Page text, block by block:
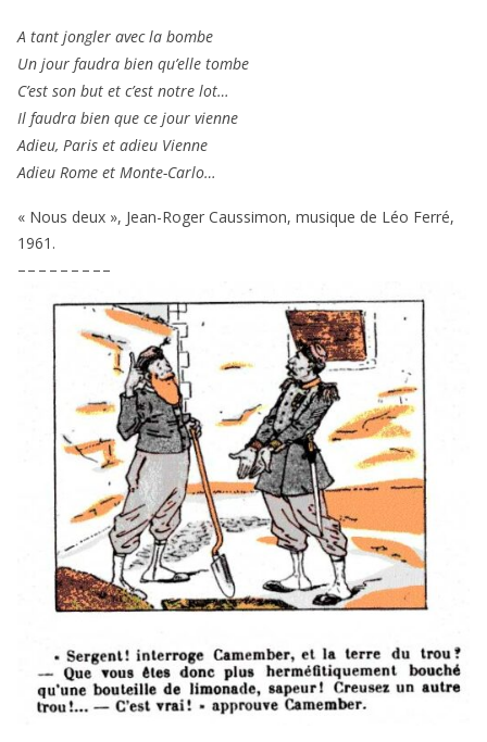
A tant jon­gler avec la bombe
Un jour fau­dra bien qu’elle tombe
C’est son but et c’est notre lot…
Il fau­dra bien que ce jour vienne
Adieu, Paris et adieu Vienne
Adieu Rome et Monte-Carlo…
« Nous deux », Jean-Roger Caussimon, musique de Léo Ferré,
1961 .
– – – – – – – – –